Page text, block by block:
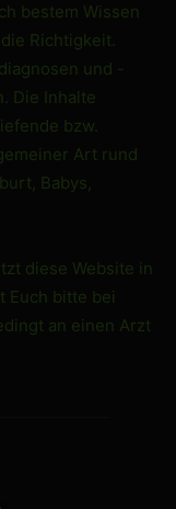
bestem Wissen
Richtigkeit.
und -
Die Inhalte
bzw.
Art rund
Babys,
diese Website in
Euch bitte bei
an einen Arzt